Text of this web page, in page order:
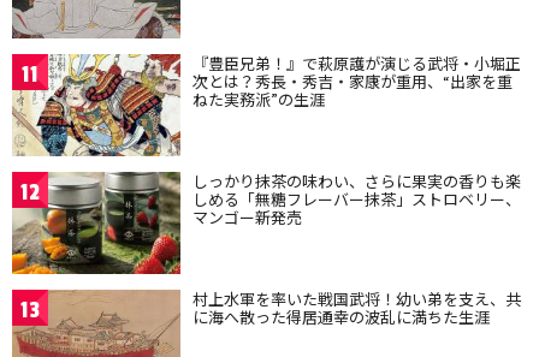
11 『豊臣兄弟！』で萩原護が演じる武将・小堀正
次とは？秀長・秀吉・家康が重用、“出家を重
ねた実務派”の生涯
12 しっかり抹茶の味わい、さらに果実の香りも楽
しめる「無糖フレーバー抹茶」ストロベリー、
マンゴー新発売
13 村上水軍を率いた戦国武将！幼い弟を支え、共
に海へ散った得居通幸の波乱に満ちた生涯